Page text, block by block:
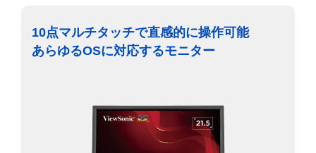
10点マルチタッチで直感的に操作可能
あらゆるOSに対応するモニター